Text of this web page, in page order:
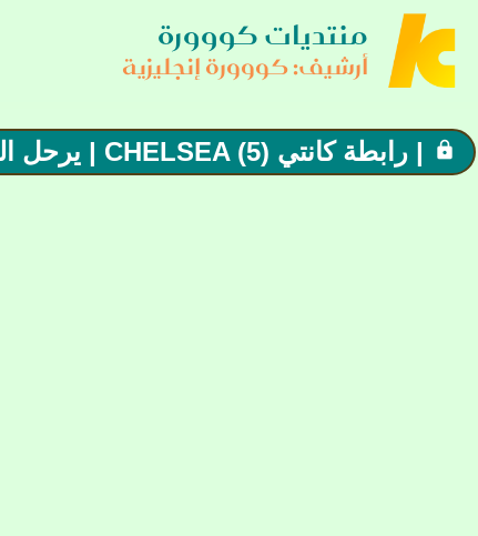
منتديات كووورة
أرشيف: كووورة إنجليزية
 | رابطة كانتي CHELSEA (5) | يرحل الراحلون .. ويبقى البلوز معقل الاسود !